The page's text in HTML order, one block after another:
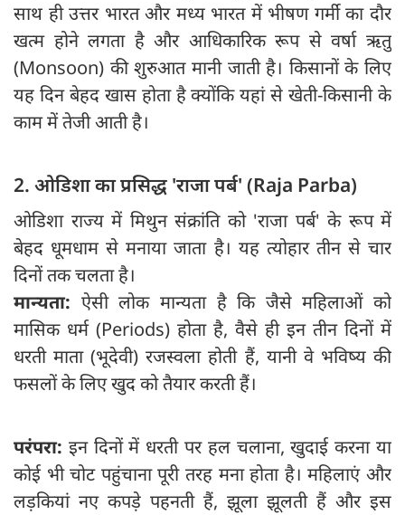
साथ ही उत्तर भारत और मध्य भारत में भीषण गर्मी का दौर
खत्म होने लगता है और आधिकारिक रूप से वर्षा ऋतु
(Monsoon) की शुरुआत मानी जाती है। किसानों के लिए
यह दिन बेहद खास होता है क्योंकि यहां से खेती-किसानी के
काम में तेजी आती है।
2. ओडिशा का प्रसिद्ध 'राजा पर्ब' (Raja Parba)
ओडिशा राज्य में मिथुन संक्रांति को 'राजा पर्ब' के रूप में
बेहद धूमधाम से मनाया जाता है। यह त्योहार तीन से चार
दिनों तक चलता है।
मान्यता: ऐसी लोक मान्यता है कि जैसे महिलाओं को
मासिक धर्म (Periods) होता है, वैसे ही इन तीन दिनों में
धरती माता (भूदेवी) रजस्वला होती हैं, यानी वे भविष्य की
फसलों के लिए खुद को तैयार करती हैं।
परंपरा: इन दिनों में धरती पर हल चलाना, खुदाई करना या
कोई भी चोट पहुंचाना पूरी तरह मना होता है। महिलाएं और
लड़कियां नए कपड़े पहनती हैं, झूला झूलती हैं और इस